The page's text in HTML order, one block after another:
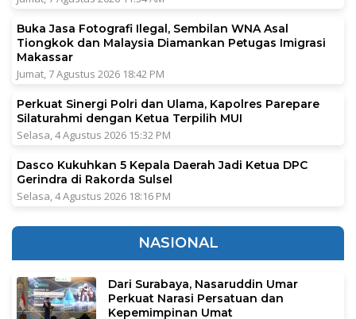
Buka Jasa Fotografi Ilegal, Sembilan WNA Asal
Tiongkok dan Malaysia Diamankan Petugas Imigrasi
Makassar
Jumat, 7 Agustus 2026 18:42 PM
Perkuat Sinergi Polri dan Ulama, Kapolres Parepare
Silaturahmi dengan Ketua Terpilih MUI
Selasa, 4 Agustus 2026 15:32 PM
Dasco Kukuhkan 5 Kepala Daerah Jadi Ketua DPC
Gerindra di Rakorda Sulsel
Selasa, 4 Agustus 2026 18:16 PM
NASIONAL
Dari Surabaya, Nasaruddin Umar
Perkuat Narasi Persatuan dan
Kepemimpinan Umat